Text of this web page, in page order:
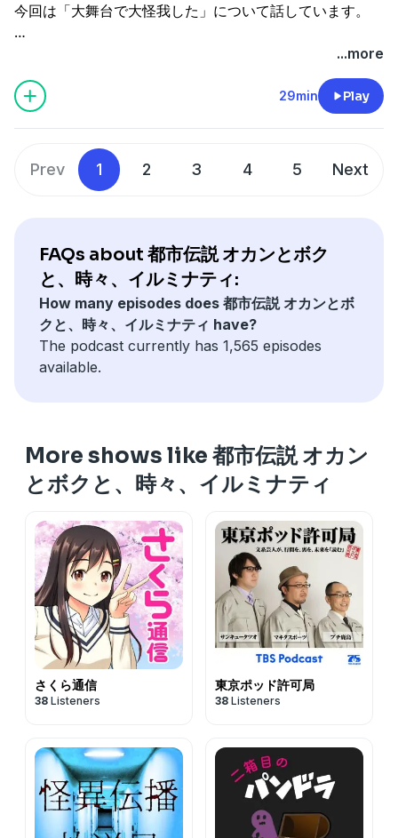
このブラウザでは再生できません。
都市ミナティへのご意見・ご要望、また
お仕事のご依頼はこちらまで。
⇒toshiboys02@gmail.com
都市ボーイズグッズ通信販売しております！
詳細はこちら⇒
https://toshiboysgoods.stores.jp
このブラウザでは再生できません。
今回は「大舞台で大怪我した」について話しています。
ブログアカウント⇒
http://tosidennsetu02.seesaa.net/
過去音源もブログから視聴頂けます！
都市ボーイズYouTube番組
https://www.youtube.com/channel/
お仕事のご依頼はこちらまで。
toshiboys02@gmail.com
都市ボーイズグッズ通信販売しております！
詳細はこちら⇒https://toshiboysgoods.stores.jp
このブラウザでは再生できません。
...more
29min Play
Prev 1 2 3 4 5 Next
FAQs about 都市伝説 オカンとボク
と、時々、イルミナティ:
How many episodes does 都市伝説 オカンとボ
クと、時々、イルミナティ have?
The podcast currently has 1,565 episodes
available.
More shows like 都市伝説 オカン
とボクと、時々、イルミナティ
さくら通信
38 Listeners
東京ポッド許可局
38 Listeners